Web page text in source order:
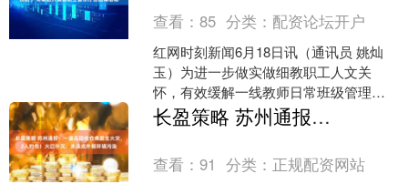
查看：85 分类： 配资论坛开户
红网时刻新闻6月18日讯（通讯员 姚灿
玉）为进一步做实做细教职工人文关
怀，有效缓解一线教师日常班级管理、
课堂教学、家校沟通带来的身心压力，
帮助教师调适情绪状态、....
长盈策略 苏州通报：一废品回收仓库发生火灾，2人灼伤！火已扑灭，未造成外部环境污染
查看：91 分类： 正规配资网站